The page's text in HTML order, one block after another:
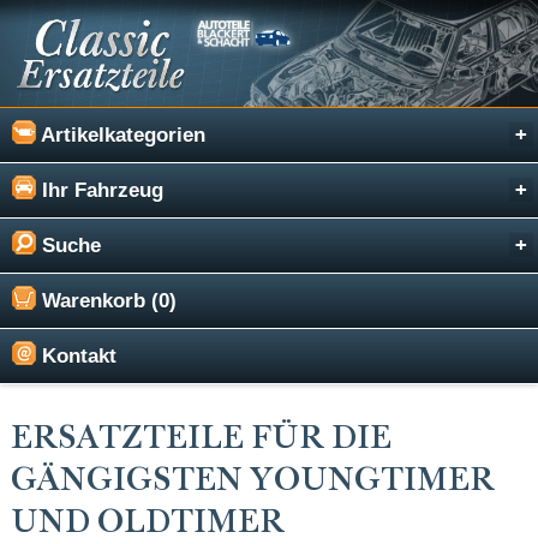
Artikelkategorien
Ihr Fahrzeug
Suche
Warenkorb (0)
Kontakt
ERSATZTEILE FÜR DIE
GÄNGIGSTEN YOUNGTIMER
UND OLDTIMER